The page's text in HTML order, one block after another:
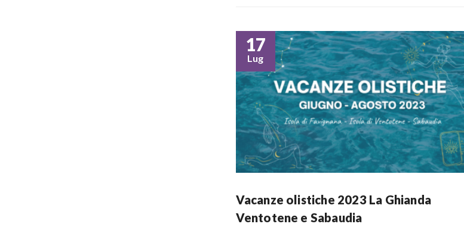
17
Lug
Vacanze olistiche 2023 La Ghianda
Ventotene e Sabaudia